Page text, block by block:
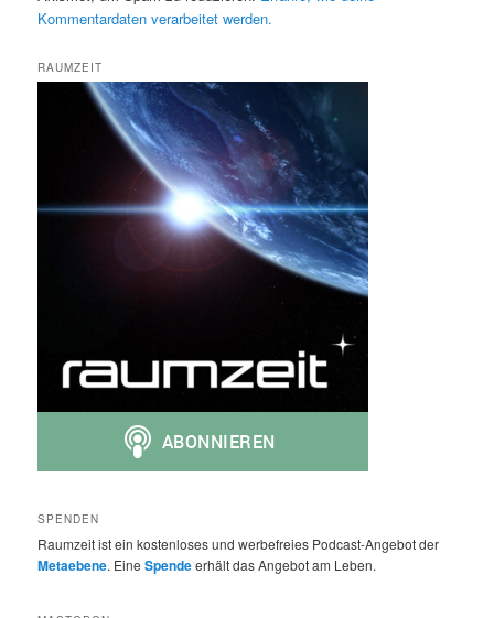
Kommentardaten verarbeitet werden.
RAUMZEIT
SPENDEN
Raumzeit ist ein kostenloses und werbefreies Podcast-Angebot der
Metaebene. EineSpendeerhält das Angebot am Leben.